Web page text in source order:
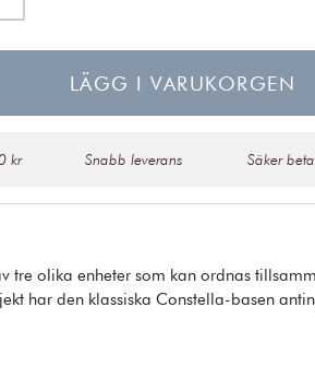
LÄGG I VARUKORGEN
kr Snabb leverans Säker
tre olika enheter som kan ordnas
har den klassiska Constella-basen